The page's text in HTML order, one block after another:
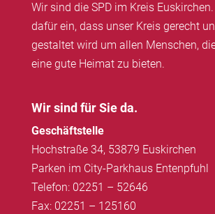
Wir sind die SPD im Kreis
dafür ein, dass unser Kreis gerecht
gestaltet wird um allen Menschen,
eine gute Heimat zu bieten.
Wir sind für Sie da.
Geschäftstelle
Hochstraße 34, 53879 Euskirchen
Parken im City-Parkhaus Entenpfuhl
Telefon: 02251 – 52646
Fax: 02251 – 125160